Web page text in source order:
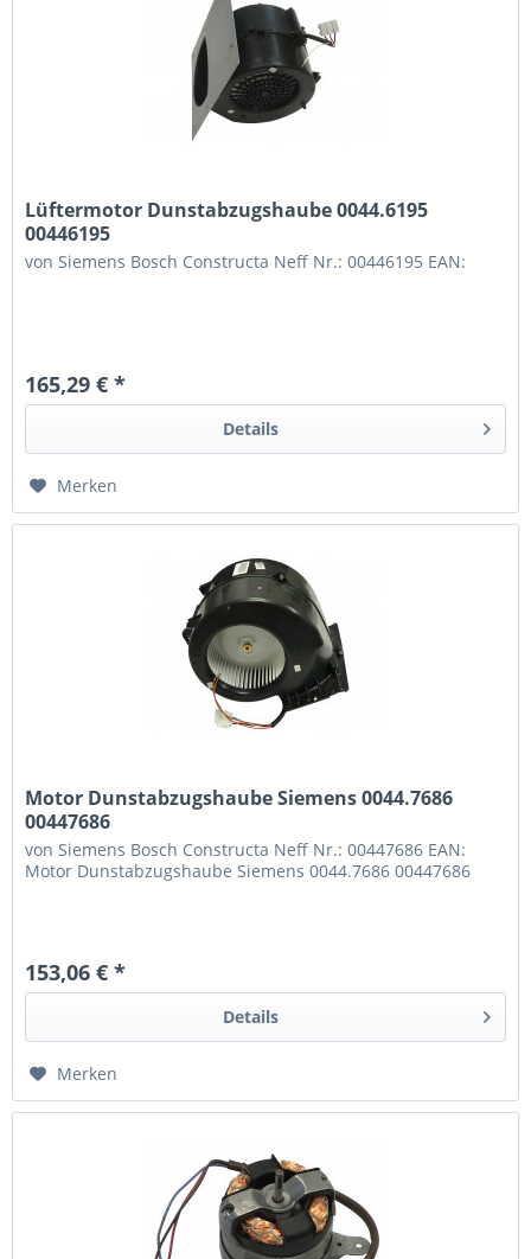
Lüftermotor Dunstabzugshaube 0044.6195
00446195
von Siemens Bosch Constructa Neff Nr.: 00446195 EAN:
165,29 € *
Details
Merken
Motor Dunstabzugshaube Siemens 0044.7686
00447686
von Siemens Bosch Constructa Neff Nr.: 00447686 EAN:
Motor Dunstabzugshaube Siemens 0044.7686 00447686
153,06 € *
Details
Merken